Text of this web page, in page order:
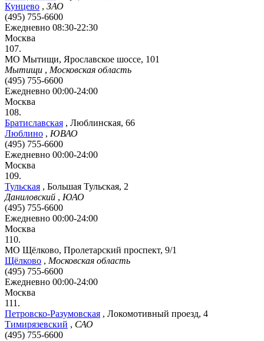
Кунцево , ЗАО
(495) 755-6600
Ежедневно 08:30-22:30
Москва
107.
МО Мытищи, Ярославское шоссе, 101
Мытищи , Московская область
(495) 755-6600
Ежедневно 00:00-24:00
Москва
108.
Братиславская , Люблинская, 66
Люблино , ЮВАО
(495) 755-6600
Ежедневно 00:00-24:00
Москва
109.
Тульская , Большая Тульская, 2
Даниловский , ЮАО
(495) 755-6600
Ежедневно 00:00-24:00
Москва
110.
МО Щёлково, Пролетарский проспект, 9/1
Щёлково , Московская область
(495) 755-6600
Ежедневно 00:00-24:00
Москва
111.
Петровско-Разумовская , Локомотивный проезд, 4
Тимирязевский , САО
(495) 755-6600